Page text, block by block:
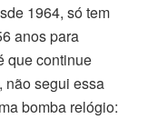
1964, só tem
anos para
que continue
não segui essa
bomba relógio: